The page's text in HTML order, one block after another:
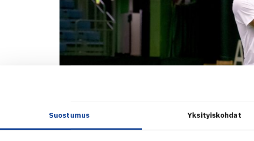
Suostumus Yksityiskohdat